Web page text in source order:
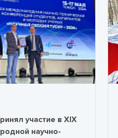
участие в XIX
научно-